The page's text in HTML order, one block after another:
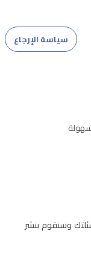
سياسة الإرجاع
وسنقوم بنشر